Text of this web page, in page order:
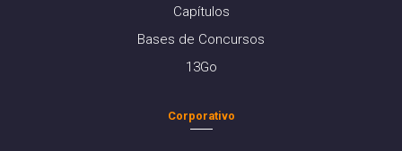
Capítulos
Bases de Concursos
13Go
Corporativo